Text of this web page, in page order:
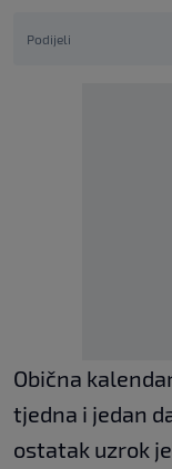
Podijeli
Obična
tjedna i jedan
ostatak uzrok